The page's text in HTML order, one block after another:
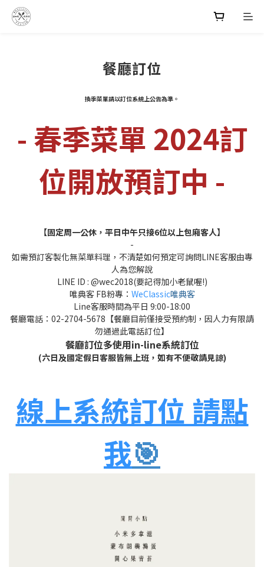
餐廳訂位
換季菜單請以訂位系統上公告為準。
- 春季菜單 2024訂
位開放預訂中 -
【固定周一公休，平日中午只接6位以上包廂客人】
-
如需預訂客製化無菜單料理，不清楚如何預定可詢問LINE客服由專
人為您解說
LINE ID : @wec2018(要記得加小老鼠喔!)
唯典客 FB粉專： WeClassic唯典客
Line客服時間為平日 9:00-18:00
餐廳電話：02-2704-5678【餐廳目前僅接受預約制，因人力有限請
勿通過此電話訂位】
餐廳訂位多使用in-line系統訂位
(六日及國定假日客服皆無上班，如有不便敬請見諒)
線上系統訂位 請點
我🎯